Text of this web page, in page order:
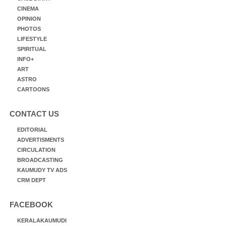
CINEMA
OPINION
PHOTOS
LIFESTYLE
SPIRITUAL
INFO+
ART
ASTRO
CARTOONS
CONTACT US
EDITORIAL
ADVERTISMENTS
CIRCULATION
BROADCASTING
KAUMUDY TV ADS
CRM DEPT
FACEBOOK
KERALAKAUMUDI